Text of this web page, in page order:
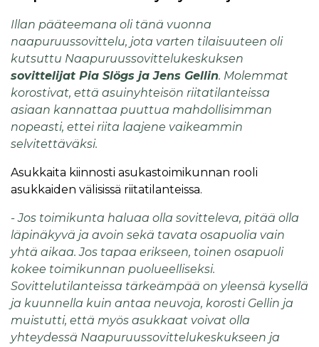
Illan pääteemana oli tänä vuonna
naapuruussovittelu, jota varten tilaisuuteen oli
kutsuttu Naapuruussovittelukeskuksen
sovittelijat Pia Slögs ja Jens Gellin. Molemmat
korostivat, että asuinyhteisön riitatilanteissa
asiaan kannattaa puuttua mahdollisimman
nopeasti, ettei riita laajene vaikeammin
selvitettäväksi.
Asukkaita kiinnosti asukastoimikunnan rooli
asukkaiden välisissä riitatilanteissa.
- Jos toimikunta haluaa olla sovitteleva, pitää olla
läpinäkyvä ja avoin sekä tavata osapuolia vain
yhtä aikaa. Jos tapaa erikseen, toinen osapuoli
kokee toimikunnan puolueelliseksi.
Sovittelutilanteissa tärkeämpää on yleensä kysellä
ja kuunnella kuin antaa neuvoja, korosti Gellin ja
muistutti, että myös asukkaat voivat olla
yhteydessä Naapuruussovittelukeskukseen ja